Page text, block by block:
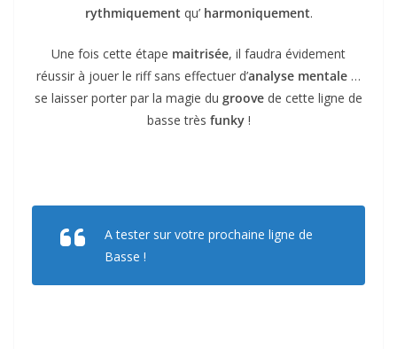
rythmiquement qu’ harmoniquement.
Une fois cette étape maitrisée, il faudra évidement
réussir à jouer le riff sans effectuer d’analyse mentale …
se laisser porter par la magie du groove de cette ligne de
basse très funky!
A tester sur votre prochaine ligne de
Basse !